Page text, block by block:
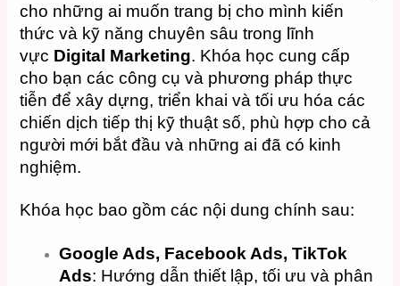
cho những ai muốn trang bị cho mình kiến
thức và kỹ năng chuyên sâu trong lĩnh
vực Digital Marketing. Khóa học cung cấp
cho bạn các công cụ và phương pháp thực
tiễn để xây dựng, triển khai và tối ưu hóa các
chiến dịch tiếp thị kỹ thuật số, phù hợp cho cả
người mới bắt đầu và những ai đã có kinh
nghiệm.
Khóa học bao gồm các nội dung chính sau:
Google Ads, Facebook Ads, TikTok
Ads: Hướng dẫn thiết lập, tối ưu và phân